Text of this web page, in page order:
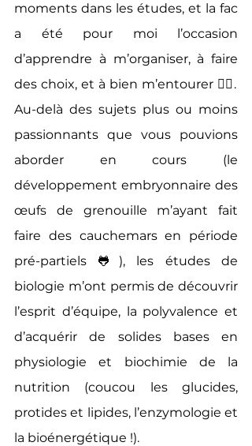
moments dans les études, et la fac
a été pour moi l’occasion
d’apprendre à m’organiser, à faire
des choix, et à bien m’entourer 👯‍♀.
Au-delà des sujets plus ou moins
passionnants que vous pouvions
aborder en cours (le
développement embryonnaire des
œufs de grenouille m’ayant fait
faire des cauchemars en période
pré-partiels 🐸), les études de
biologie m’ont permis de découvrir
l’esprit d’équipe, la polyvalence et
d’acquérir de solides bases en
physiologie et biochimie de la
nutrition (coucou les glucides,
protides et lipides, l’enzymologie et
la bioénergétique !).